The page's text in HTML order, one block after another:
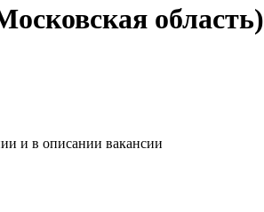
область)
и в описании вакансии